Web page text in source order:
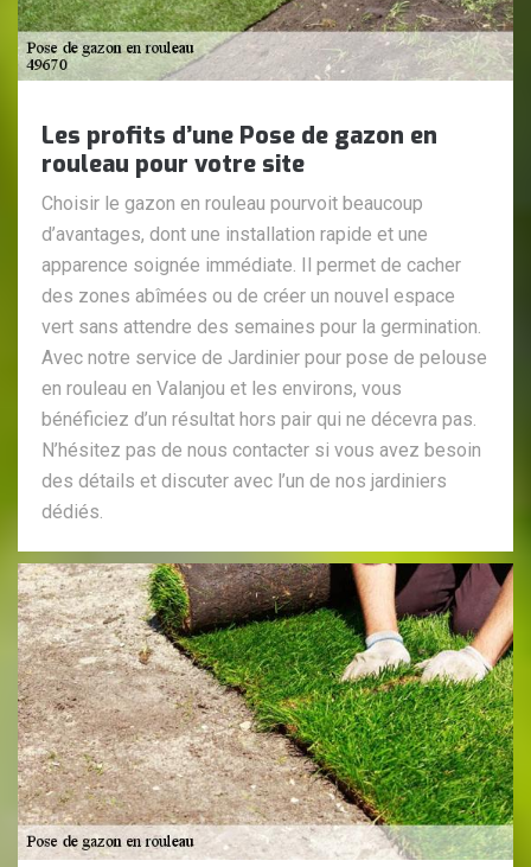
Les profits d’une Pose de gazon en
rouleau pour votre site
Choisir le gazon en rouleau pourvoit beaucoup
d’avantages, dont une installation rapide et une
apparence soignée immédiate. Il permet de cacher
des zones abîmées ou de créer un nouvel espace
vert sans attendre des semaines pour la germination.
Avec notre service de Jardinier pour pose de pelouse
en rouleau en Valanjou et les environs, vous
bénéficiez d’un résultat hors pair qui ne décevra pas.
N’hésitez pas de nous contacter si vous avez besoin
des détails et discuter avec l’un de nos jardiniers
dédiés.